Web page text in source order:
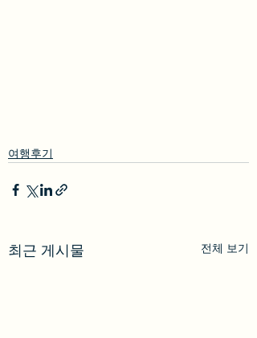
여행후기
최근 게시물 전체 보기